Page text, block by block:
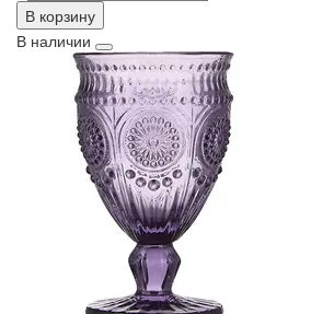
В корзину
В наличии